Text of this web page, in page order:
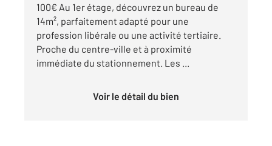
100€ Au 1er étage, découvrez un bureau de
14m², parfaitement adapté pour une
profession libérale ou une activité tertiaire.
Proche du centre-ville et à proximité
immédiate du stationnement. Les ...
Voir le détail du bien